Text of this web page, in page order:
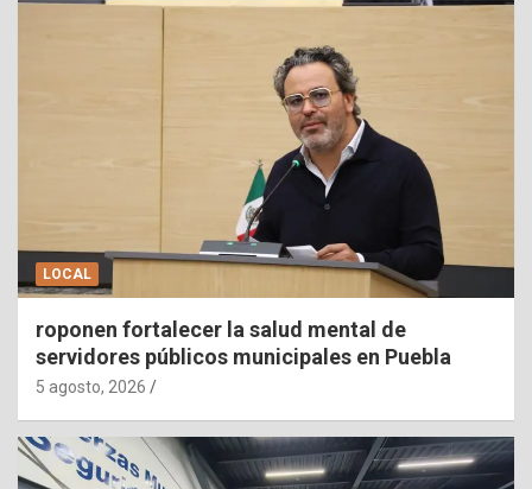
LOCAL
roponen fortalecer la salud mental de
servidores públicos municipales en Puebla
5 agosto, 2026